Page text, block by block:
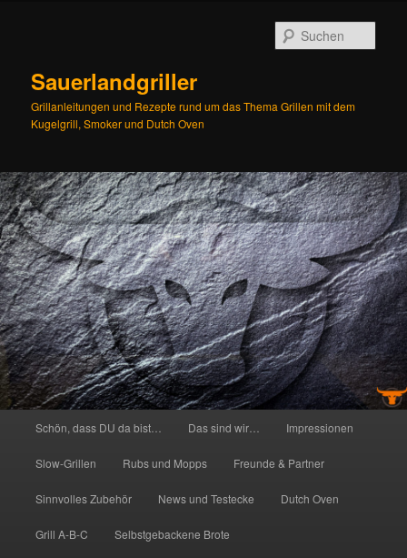
Sauerlandgriller
Grillanleitungen und Rezepte rund um das Thema Grillen mit dem
Kugelgrill, Smoker und Dutch Oven
Schön, dass DU da bist… Das sind wir… Impressionen
Slow-Grillen Rubs und Mopps Freunde & Partner
Sinnvolles Zubehör News und Testecke Dutch Oven
Grill A-B-C Selbstgebackene Brote